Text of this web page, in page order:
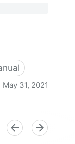
May 31, 2021